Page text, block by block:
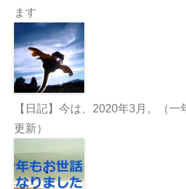
ます
【日記】今は、2020年3月。（
更新）